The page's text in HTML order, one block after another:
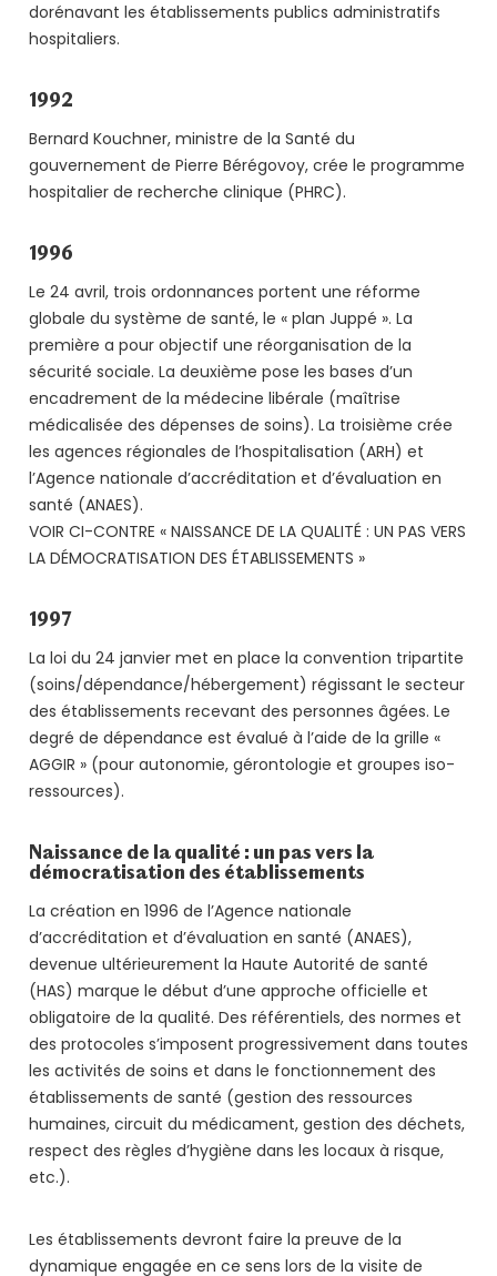
dorénavant les établissements publics administratifs
hospitaliers.
1992
Bernard Kouchner, ministre de la Santé du
gouvernement de Pierre Bérégovoy, crée le programme
hospitalier de recherche clinique (PHRC).
1996
Le 24 avril, trois ordonnances portent une réforme
globale du système de santé, le « plan Juppé ». La
première a pour objectif une réorganisation de la
sécurité sociale. La deuxième pose les bases d’un
encadrement de la médecine libérale (maîtrise
médicalisée des dépenses de soins). La troisième crée
les agences régionales de l’hospitalisation (ARH) et
l’Agence nationale d’accréditation et d’évaluation en
santé (ANAES).
VOIR CI-CONTRE « NAISSANCE DE LA QUALITÉ : UN PAS VERS
LA DÉMOCRATISATION DES ÉTABLISSEMENTS »
1997
La loi du 24 janvier met en place la convention tripartite
(soins/dépendance/hébergement) régissant le secteur
des établissements recevant des personnes âgées. Le
degré de dépendance est évalué à l’aide de la grille «
AGGIR » (pour autonomie, gérontologie et groupes iso-
ressources).
Naissance de la qualité : un pas vers la
démocratisation des établissements
La création en 1996 de l’Agence nationale
d’accréditation et d’évaluation en santé (ANAES),
devenue ultérieurement la Haute Autorité de santé
(HAS) marque le début d’une approche officielle et
obligatoire de la qualité. Des référentiels, des normes et
des protocoles s’imposent progressivement dans toutes
les activités de soins et dans le fonctionnement des
établissements de santé (gestion des ressources
humaines, circuit du médicament, gestion des déchets,
respect des règles d’hygiène dans les locaux à risque,
etc.).
Les établissements devront faire la preuve de la
dynamique engagée en ce sens lors de la visite de